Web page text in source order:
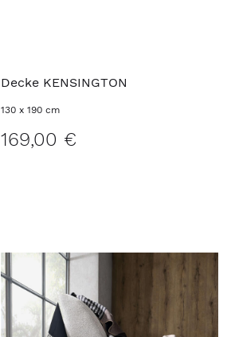
Decke KENSINGTON
130 x 190 cm
169,00 €